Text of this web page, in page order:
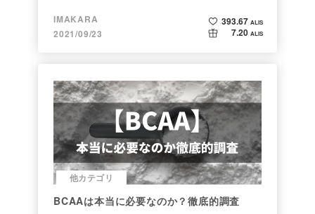
IMAKARA
2021/09/23
393.67 ALIS
7.20 ALIS
他カテゴリ
BCAAは本当に必要なのか？徹底的調査